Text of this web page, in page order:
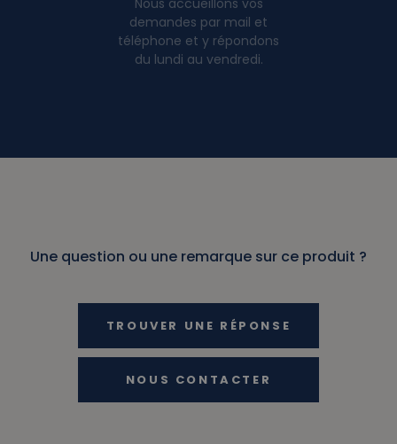
Nous accueillons vos
demandes par mail et
téléphone et y répondons
du lundi au vendredi.
Une question ou une remarque sur ce produit ?
TROUVER UNE RÉPONSE
NOUS CONTACTER